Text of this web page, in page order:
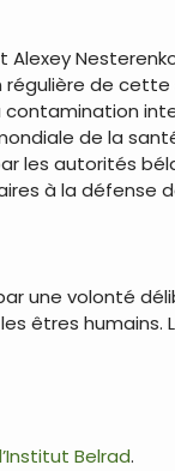
régulière de
de la
les autorités
à la défense
une volonté
êtres humains.
l’Institut Belrad.